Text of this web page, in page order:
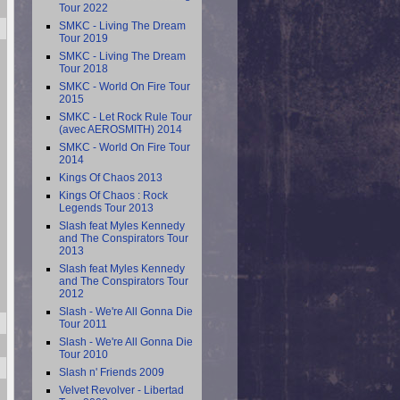
Tour 2022
SMKC - Living The Dream
Tour 2019
SMKC - Living The Dream
Tour 2018
SMKC - World On Fire Tour
2015
SMKC - Let Rock Rule Tour
(avec AEROSMITH) 2014
SMKC - World On Fire Tour
2014
Kings Of Chaos 2013
Kings Of Chaos : Rock
Legends Tour 2013
Slash feat Myles Kennedy
and The Conspirators Tour
2013
Slash feat Myles Kennedy
and The Conspirators Tour
2012
Slash - We're All Gonna Die
Tour 2011
Slash - We're All Gonna Die
Tour 2010
Slash n' Friends 2009
Velvet Revolver - Libertad